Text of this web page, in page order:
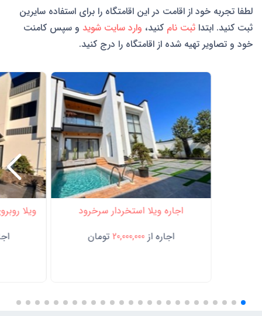
لطفا تجربه خود از اقامت در این اقامتگاه را برای استفاده سایرین
ثبت کنید. ابتدا ثبت نام کنید، وارد سایت شوید و سپس کامنت
خود و تصاویر تهیه شده از اقامتگاه را درج کنید.
اجاره ویلا استخردار سرخرود
اجاره از20,000,000 تومان
ویلا